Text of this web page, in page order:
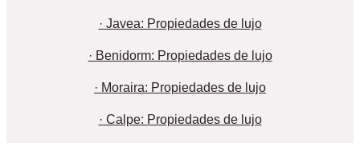
· Javea: Propiedades de lujo
· Benidorm: Propiedades de lujo
· Moraira: Propiedades de lujo
· Calpe: Propiedades de lujo